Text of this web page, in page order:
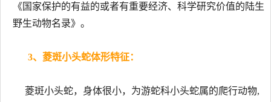
《国家保护的有益的或者有重要经济、科学研究价值的陆生
野生动物名录》。
3、菱斑小头蛇体形特征：
菱斑小头蛇，身体很小，为游蛇科小头蛇属的爬行动物,